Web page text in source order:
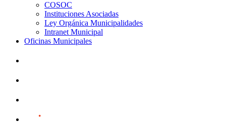
COSOC
Instituciones Asociadas
Ley Orgánica Municipalidades
Intranet Municipal
Oficinas Municipales